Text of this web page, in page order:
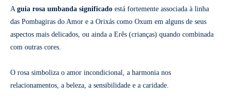
A guia rosa umbanda significado está fortemente associada à linha
das Pombagiras do Amor e a Orixás como Oxum em alguns de seus
aspectos mais delicados, ou ainda a Erês (crianças) quando combinada
com outras cores.
O rosa simboliza o amor incondicional, a harmonia nos
relacionamentos, a beleza, a sensibilidade e a caridade.